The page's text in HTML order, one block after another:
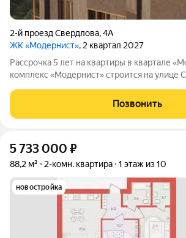
2-й проезд Свердлова,4А
ЖК «Модернист», 2 квартал 2027
Рассрочка 5 лет на квартиры в квартале
комплекс «Модернист» строится на улице
образовательному и культурному центру.
помогает жить, отдыхать и
Позвонить
5 733 000 ₽
88,2 м² 2-комн. квартира 1 этаж из 10
новостройка